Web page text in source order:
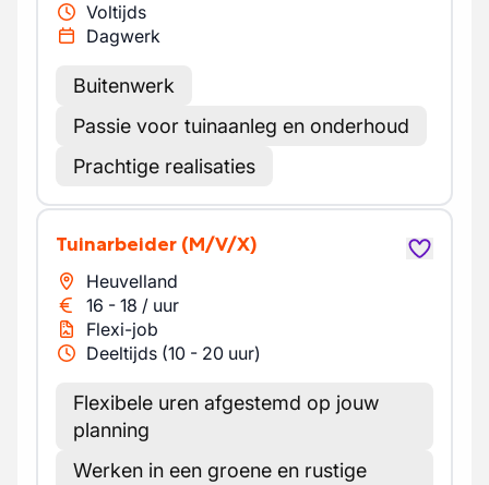
Voltijds
Dagwerk
Buitenwerk
Passie voor tuinaanleg en onderhoud
Prachtige realisaties
Tuinarbeider (M/V/X)
Heuvelland
16 - 18 / uur
Flexi-job
Deeltijds (10 - 20 uur)
Flexibele uren afgestemd op jouw
planning
Werken in een groene en rustige